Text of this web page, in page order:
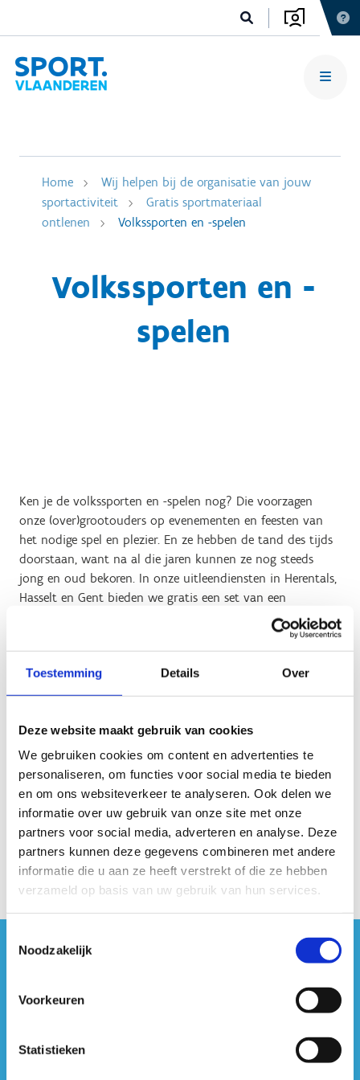
Toestemming Details Over
Deze website maakt gebruik van cookies
We gebruiken cookies om content en advertenties te
personaliseren, om functies voor social media te bieden
en om ons websiteverkeer te analyseren. Ook delen we
informatie over uw gebruik van onze site met onze
partners voor social media, adverteren en analyse. Deze
partners kunnen deze gegevens combineren met andere
informatie die u aan ze heeft verstrekt of die ze hebben
verzameld op basis van uw gebruik van hun services.
Noodzakelijk
Voorkeuren
Statistieken
Home
Wij helpen bij de organisatie van jouw
sportactiviteit
Gratis sportmateriaal
ontlenen
Volkssporten en -spelen
Volkssporten en -
spelen
Ken je de volkssporten en -spelen nog? Die voorzagen
onze (over)grootouders op evenementen en feesten van
het nodige spel en plezier. En ze hebben de tand des tijds
doorstaan, want na al die jaren kunnen ze nog steeds
jong en oud bekoren. In onze uitleendiensten in Herentals,
Hasselt en Gent bieden we gratis een set van een
aan. Een meer uitgebreide keuze
kan je vinden bij de
uitleendienst West-Vlaanderen. Enkel sportclubs, bedrijven,
seniorenverenigingen en scholen kunnen van dit aanbod
gebruik maken. Ontdekde spelreglementenvan onze
Geen fiches gevonden.
#sportersbelevenmeer